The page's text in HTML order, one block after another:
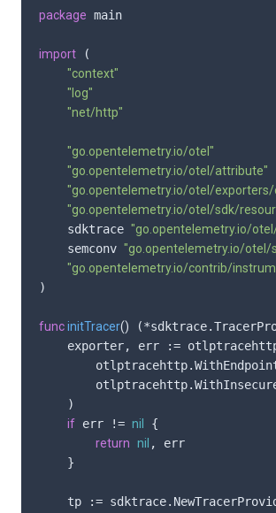
package main
import (
"context"
"log"
"net/http"
"go.opentelemetry.io/otel"
"go.opentelemetry.io/otel/attribute"
"go.opentelemetry.io/otel/
"go.opentelemetry.io/otel/sdk/
    sdktrace
"go.opentelemetry.io/
    semconv
"go.opentelemetry.io/otel/
"go.opentelemetry.io/contrib/
)
funcinitTracer()
exporter, err :=
    )
if err != nil
{
return nil , err
    }
tp :=